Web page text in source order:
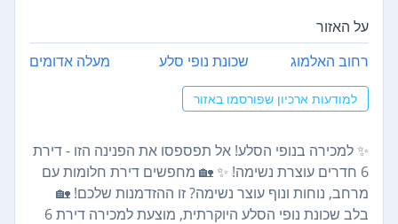
על האזור
רחוב האלמוג שכונת נופי סלע מעלה אדומים
למודעות ארכיון שפורסמו באזור
✨ למכירה בנופי הסלע! אל תפספסו את הפנינה הזו - דירת
6 חדרים עוצרת נשימה! ✨ 🏡 מחפשים דירת חלומות עם
מרחב, נוחות ונוף עוצר נשימה? זו ההזדמנות שלכם! 🏡
בלב שכונת נופי הסלע היוקרתית, מוצעת למכירה דירת 6